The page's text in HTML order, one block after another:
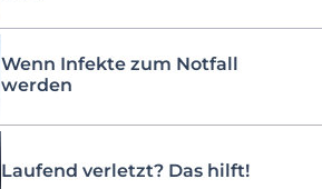
Wenn Infekte zum Notfall
werden
Laufend verletzt? Das hilft!